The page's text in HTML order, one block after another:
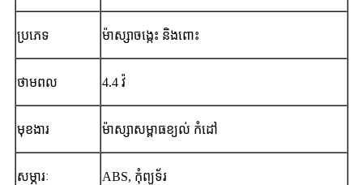
ប្រភេទ ម៉ាស្សាចង្កេះ និងពោះ
ថាមពល 4.4 វ៉
មុខងារ ម៉ាស្សាសម្ពាធខ្យល់ កំដៅ
សម្ភារៈ ABS, កុំព្យូទ័រ